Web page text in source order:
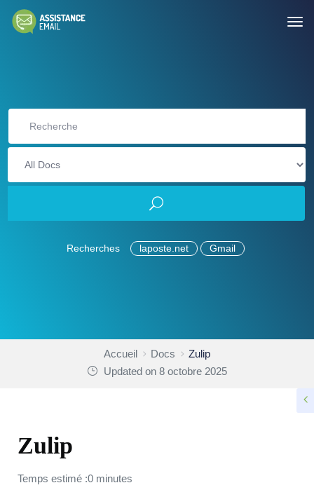
Recherches laposte.net Gmail
Accueil Docs
Zulip
Updated on 8 octobre 2025
Zulip
Temps estimé :0 minutes